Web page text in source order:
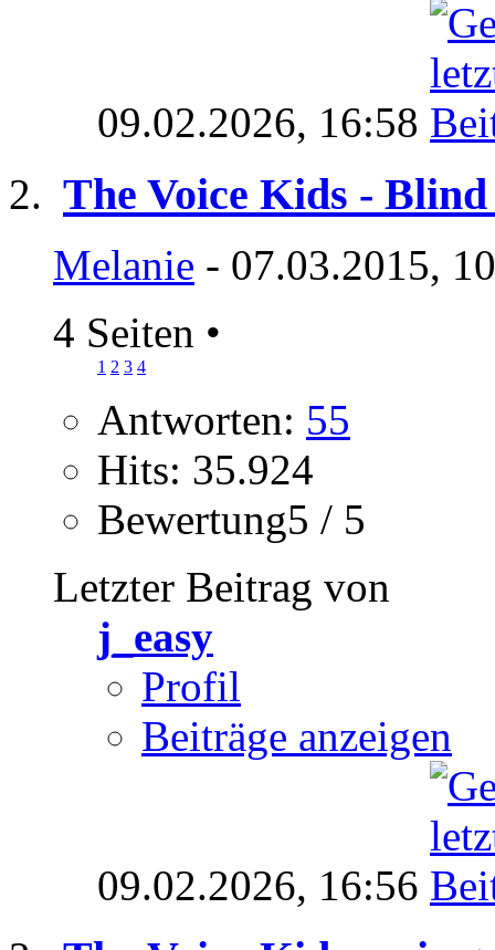
09.02.2026, 16:58
The Voice Kids -
Melanie - 07.03.2015,
4 Seiten •
1 2 3 4
Antworten: 55
Hits: 35.924
Bewertung5 / 5
Letzter Beitrag von
j_easy
Profil
Beiträge anzeigen
09.02.2026, 16:56